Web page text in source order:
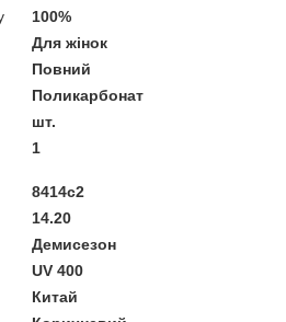
100%
Для жінок
Повний
Поликарбонат
шт.
1
8414c2
14.20
Демисезон
UV 400
Китай